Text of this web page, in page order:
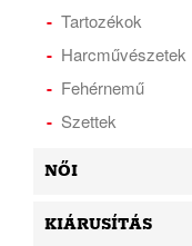
Tartozékok
Harcművészetek
Fehérnemű
Szettek
NŐI
KIÁRUSÍTÁS